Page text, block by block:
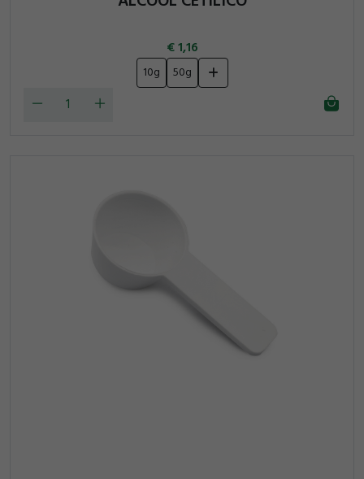
1,16
10g 50g